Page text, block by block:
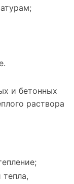
и бетонных
раствора